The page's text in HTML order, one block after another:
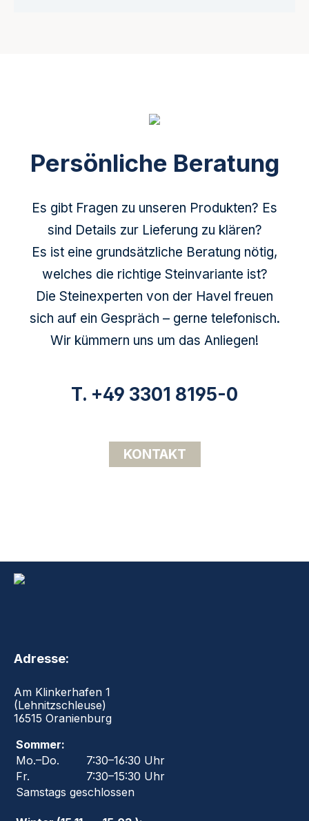
Persönliche Beratung
Es gibt Fragen zu unseren Produkten? Es
sind Details zur Lieferung zu klären?
Es ist eine grundsätzliche Beratung nötig,
welches die richtige Steinvariante ist?
Die Steinexperten von der Havel freuen
sich auf ein Gespräch – gerne telefonisch.
Wir kümmern uns um das Anliegen!
T. +49 3301 8195-0
KONTAKT
Adresse:
Am Klinkerhafen 1
(Lehnitzschleuse)
16515 Oranienburg
Sommer:
Mo.–Do.
7:30–16:30 Uhr
Fr.
7:30–15:30 Uhr
Samstags geschlossen